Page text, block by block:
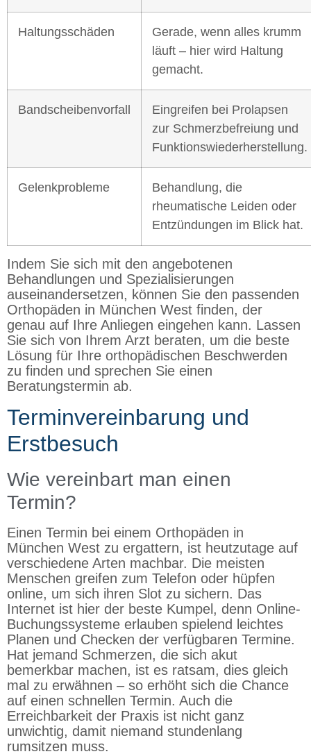
Haltungsschäden
Gerade, wenn alles krumm
läuft – hier wird Haltung
gemacht.
Bandscheibenvorfall
Eingreifen bei Prolapsen
zur Schmerzbefreiung und
Funktionswiederherstellung.
Gelenkprobleme
Behandlung, die
rheumatische Leiden oder
Entzündungen im Blick hat.
Indem Sie sich mit den angebotenen
Behandlungen und Spezialisierungen
auseinandersetzen, können Sie den passenden
Orthopäden in München West finden, der
genau auf Ihre Anliegen eingehen kann. Lassen
Sie sich von Ihrem Arzt beraten, um die beste
Lösung für Ihre orthopädischen Beschwerden
zu finden und sprechen Sie einen
Beratungstermin ab.
Terminvereinbarung und
Erstbesuch
Wie vereinbart man einen
Termin?
Einen Termin bei einem Orthopäden in
München West zu ergattern, ist heutzutage auf
verschiedene Arten machbar. Die meisten
Menschen greifen zum Telefon oder hüpfen
online, um sich ihren Slot zu sichern. Das
Internet ist hier der beste Kumpel, denn Online-
Buchungssysteme erlauben spielend leichtes
Planen und Checken der verfügbaren Termine.
Hat jemand Schmerzen, die sich akut
bemerkbar machen, ist es ratsam, dies gleich
mal zu erwähnen – so erhöht sich die Chance
auf einen schnellen Termin. Auch die
Erreichbarkeit der Praxis ist nicht ganz
unwichtig, damit niemand stundenlang
rumsitzen muss.